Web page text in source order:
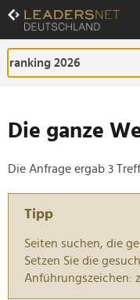
Zum
Inhalt
Zur
Fußzeilen-
Navigation
Die ganze
Die Anfrage ergab 3
Tipp
Seiten suchen, die
Setzen Sie die
Anführungszeichen: